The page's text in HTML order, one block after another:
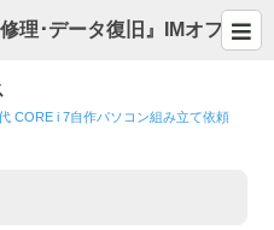
理･データ復旧』IMオフ
CORE i 7自作パソコン組み立て依頼